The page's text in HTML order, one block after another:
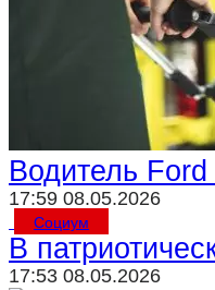
Водитель
17:59 08.05.2026
Социум
В
17:53 08.05.2026